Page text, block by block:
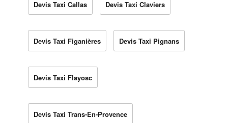
Devis Taxi Callas Devis Taxi Claviers
Devis Taxi Figanières Devis Taxi Pignans
Devis Taxi Flayosc
Devis Taxi Trans-En-Provence